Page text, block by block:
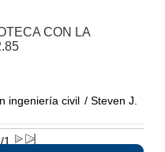
CON LA
ingeniería civil / Steven J.
1